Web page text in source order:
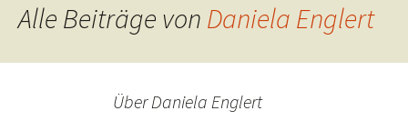
Alle Beiträge von Daniela Englert
Über Daniela Englert